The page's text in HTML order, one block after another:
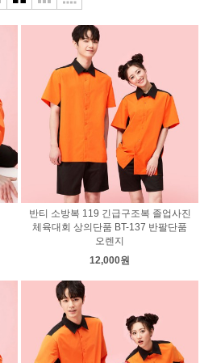
반티 소방복 119 긴급구조복 졸업사진
체육대회 상의단품 BT-137 반팔단품
오렌지
12,000원